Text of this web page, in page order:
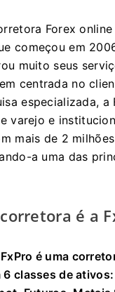
Forex
começou em
muito seus
centrada no
especializada, a
varejo e
mais de 2
a uma das
é a
é uma
6 classes de